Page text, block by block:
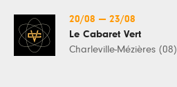
20/08 — 23/08
Le Cabaret Vert
Charleville-Mézières (08)